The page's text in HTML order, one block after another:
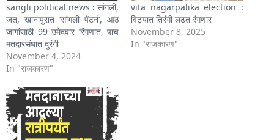
sangli political news : सांगली,
जत, खानापुरात ‘सांगली पॅटर्न’, आठ
जागांसाठी 99 उमेदवार रिंगणात, पाच
मतदारसंघात दुरंगी
November 4, 2024
In "राजकारण"
vita nagarpalika election :
विट्यात तिरंगी लढत रंगणार
November 8, 2025
In "राजकारण"